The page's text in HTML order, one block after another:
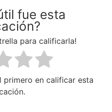
fue esta
para calificarla!
primero en calificar esta